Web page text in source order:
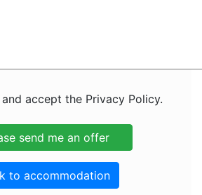
accept the Privacy Policy.
to accommodation